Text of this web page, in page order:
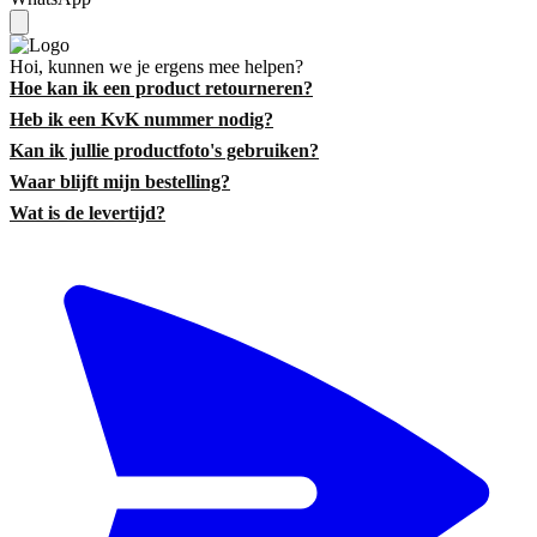
Hoi, kunnen we je ergens mee helpen?
Hoe kan ik een product retourneren?
Heb ik een KvK nummer nodig?
Kan ik jullie productfoto's gebruiken?
Waar blijft mijn bestelling?
Wat is de levertijd?